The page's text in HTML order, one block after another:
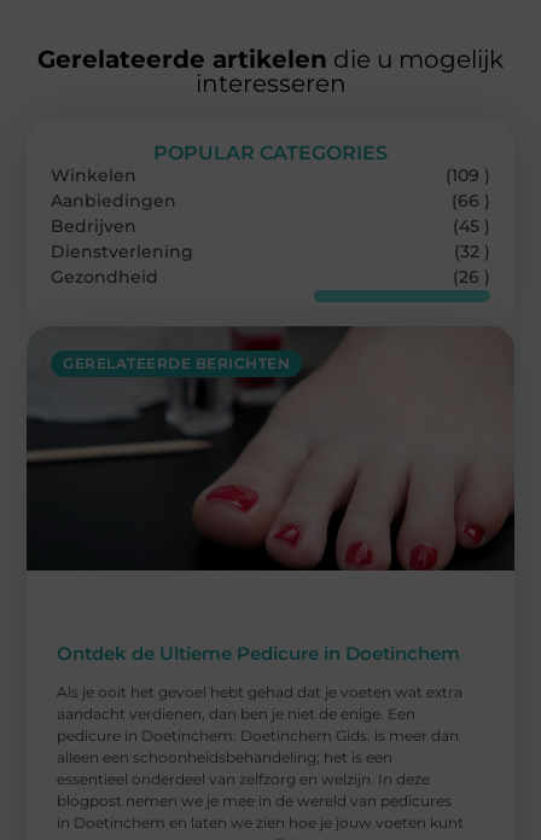
Gerelateerde artikelen die u mogelijk
interesseren
GERELATEERDE BERICHTEN
Ontdek de Ultieme Pedicure in Doetinchem
Als je ooit het gevoel hebt gehad dat je voeten wat extra
aandacht verdienen, dan ben je niet de enige. Een
pedicure in Doetinchem. Doetinchem Gids. is meer dan
alleen een schoonheidsbehandeling; het is een
essentieel onderdeel van zelfzorg en welzijn. In deze
blogpost nemen we je mee in de wereld van pedicures
in Doetinchem en laten we zien hoe je jouw voeten kunt
POPULAR CATEGORIES
Winkelen
(109 )
Aanbiedingen
(66 )
Bedrijven
(45 )
Dienstverlening
(32 )
Gezondheid
(26 )